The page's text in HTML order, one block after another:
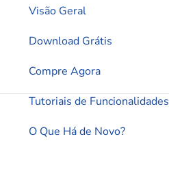
Visão Geral
Download Grátis
Compre Agora
Tutoriais de Funcionalidades
O Que Há de Novo?